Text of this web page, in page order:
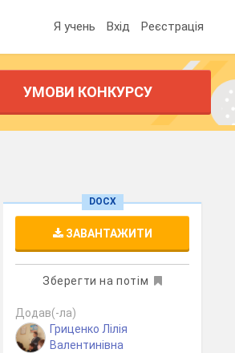
Я учень Вхід Реєстрація
УМОВИ КОНКУРСУ
DOCX
ЗАВАНТАЖИТИ
Зберегти на потім
Додав(-ла)
Гриценко Лілія
Валентинівна